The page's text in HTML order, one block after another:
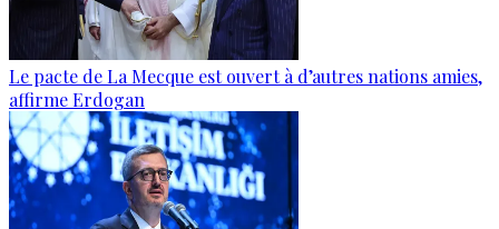
Le pacte de La Mecque est ouvert à d’autres nations amies,
affirme Erdogan